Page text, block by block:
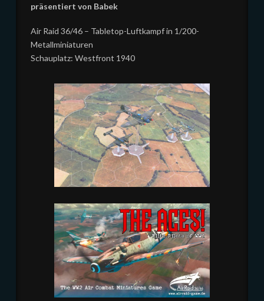
präsentiert von Babek
Air Raid 36/46 – Tabletop-Luftkampf in 1/200-
Metallminiaturen
Schauplatz: Westfront 1940